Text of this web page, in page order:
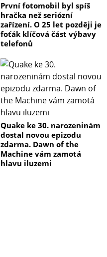
První fotomobil byl spíš
hračka než seriózní
zařízení. O 25 let později je
foťák klíčová část výbavy
telefonů
Quake ke 30. narozeninám
dostal novou epizodu
zdarma. Dawn of the
Machine vám zamotá
hlavu iluzemi